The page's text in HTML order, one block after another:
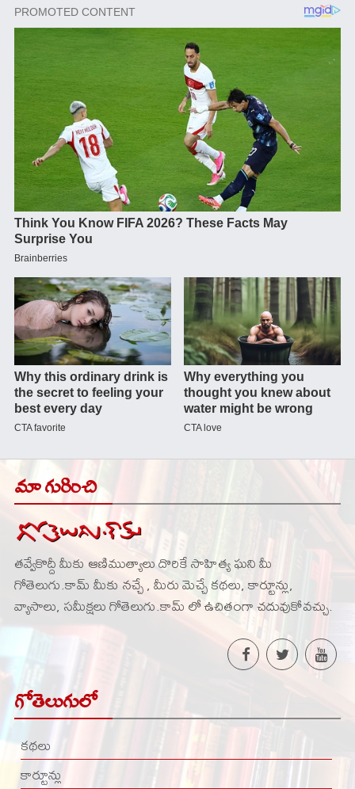
మా గురించి
తవ్వేకొద్దీ మీకు ఆణిముత్యాలు దొరికే సాహిత్య ఘని మీ
గోతెలుగు.కామ్ మీకు నచ్చే , మీరు మెచ్చే కథలు, కార్టూన్లు,
వ్యాసాలు, సమీక్షలు గోతెలుగు.కామ్ లో ఉచితంగా చదువుకోవచ్చు.
గోతెలుగులో
కథలు
కార్టూన్లు